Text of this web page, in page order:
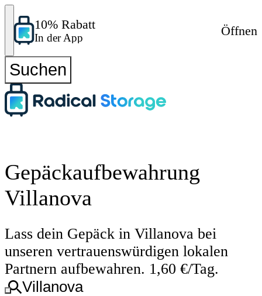
10% Rabatt
In der App
Öffnen
Suchen
Gepäckaufbewahrung
Villanova
Lass dein Gepäck in Villanova bei
unseren vertrauenswürdigen lokalen
Partnern aufbewahren. 1,60 €/Tag.
Villanova